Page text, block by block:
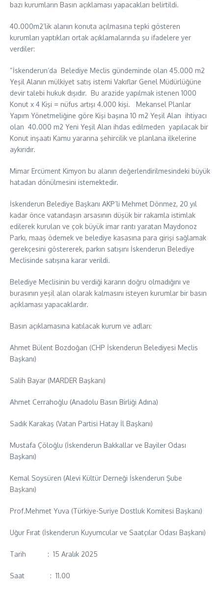
bazı kurumların Basın açıklaması yapacakları belirtildi.
40.000m2’lik alanın konuta açılmasına tepki gösteren
kurumları yaptıkları ortak açıklamalarında şu ifadelere yer
verdiler:
“İskenderun’da Belediye Meclis gündeminde olan 45.000 m2
Yeşil Alanın mülkiyet satış istemi Vakıflar Genel Müdürlüğüne
devir talebi hukuk dışıdır. Bu arazide yapılmak istenen 1000
Konut x 4 Kişi = nüfus artışı 4.000 kişi. Mekansel Planlar
Yapım Yönetmeliğine göre Kişi başına 10 m2 Yeşil Alan ihtiyacı
olan 40.000 m2 Yeni Yeşil Alan ihdas edilmeden yapılacak bir
Konut inşaatı Kamu yararına şehircilik ve planlana ilkelerine
aykırıdır.
Mimar Ercüment Kimyon bu alanın değerlendirilmesindeki büyük
hatadan dönülmesini istemektedir.
İskenderun Belediye Başkanı AKP’li Mehmet Dönmez, 20 yıl
kadar önce vatandaşın arsasının düşük bir rakamla istimlak
edilerek kurulan ve çok büyük imar rantı yaratan Maydonoz
Parkı, maaş ödemek ve belediye kasasına para girişi sağlamak
gerekçesini göstererek, parkın satışını İskenderun Belediye
Meclisinde satışına karar verildi.
Belediye Meclisinin bu verdiği kararın doğru olmadığını ve
burasının yeşil alan olarak kalmasını isteyen kurumlar bir basın
açıklaması yapacaklardır.
Basın açıklamasına katılacak kurum ve adları:
Ahmet Bülent Bozdoğan (CHP İskenderun Belediyesi Meclis
Başkanı)
Salih Bayar (MARDER Başkanı)
Ahmet Cerrahoğlu (Anadolu Basın Birliği Adına)
Sadık Karakaş (Vatan Partisi Hatay İl Başkanı)
Mustafa Çöloğlu (İskenderun Bakkallar ve Bayiler Odası
Başkanı)
Kemal Soysüren (Alevi Kültür Derneği İskenderun Şube
Başkanı)
Prof.Mehmet Yuva (Türkiye-Suriye Dostluk Komitesi Başkanı)
Uğur Fırat (İskenderun Kuyumcular ve Saatçılar Odası Başkanı)
Tarih : 15 Aralık 2025
Saat : 11.00